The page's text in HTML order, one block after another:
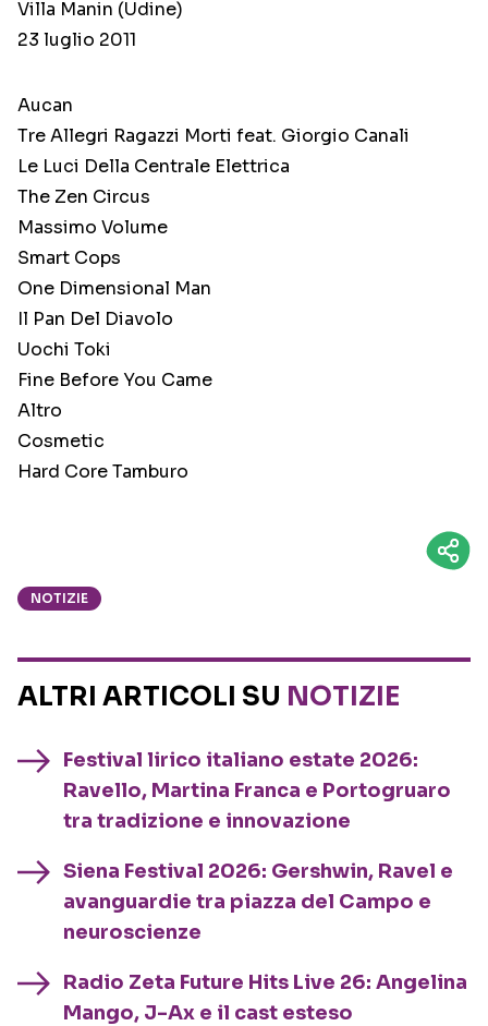
Villa Manin (Udine)
23 luglio 2011
Aucan
Tre Allegri Ragazzi Morti feat. Giorgio Canali
Le Luci Della Centrale Elettrica
The Zen Circus
Massimo Volume
Smart Cops
One Dimensional Man
Il Pan Del Diavolo
Uochi Toki
Fine Before You Came
Altro
Cosmetic
Hard Core Tamburo
NOTIZIE
ALTRI ARTICOLI SU NOTIZIE
Festival lirico italiano estate 2026:
Ravello, Martina Franca e Portogruaro
tra tradizione e innovazione
Siena Festival 2026: Gershwin, Ravel e
avanguardie tra piazza del Campo e
neuroscienze
Radio Zeta Future Hits Live 26: Angelina
Mango, J-Ax e il cast esteso